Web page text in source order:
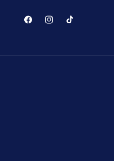
FacebookInstagram
TikTok